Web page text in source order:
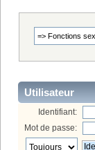
Utilisateur
Identifiant:
Mot de passe: